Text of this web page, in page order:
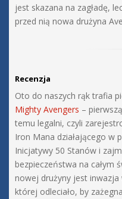
jest skazana na zagładę,
przed nią nowa drużyna
Recenzja
Oto do naszych rąk trafia
Mighty Avengers –
temu legalni, czyli
Iron Mana działającego w
Inicjatywy 50 Stanów i
bezpieczeństwa na całym
nowej drużyny jest
której odleciało, by